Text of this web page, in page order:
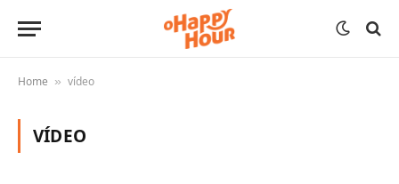
Home » vídeo
VÍDEO